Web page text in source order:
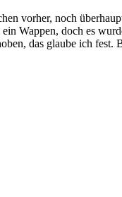
vorher, noch
Wappen, doch es
das glaube ich fest.